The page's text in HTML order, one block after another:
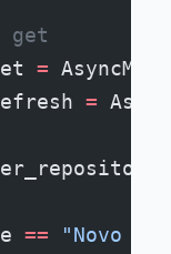
get
=
=
== "Novo